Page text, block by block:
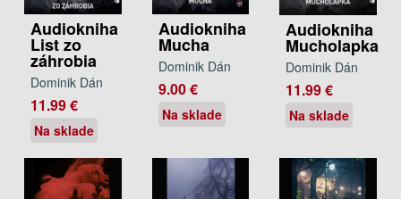
Audiokniha
List zo
záhrobia
Dominik Dán
11.99 €
Na sklade
Audiokniha
Mucha
Dominik Dán
9.00 €
Na sklade
Audiokniha
Mucholapka
Dominik Dán
11.99 €
Na sklade